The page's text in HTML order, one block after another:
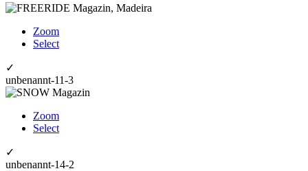
Zoom
Select
✓
unbenannt-11-3
Zoom
Select
✓
unbenannt-14-2